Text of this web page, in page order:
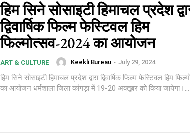
हिम सिने सोसाइटी हिमाचल प्रदेश
द्विवार्षिक फिल्म फेस्टिवल हिम
फिल्मोत्सव-2024 का आयोजन
ART & CULTURE Keekli Bureau - July 29, 2024
हिम सिने सोसाइटी हिमाचल प्रदेश द्वारा द्विवार्षिक फिल्म फेस्टिवल हिम
का आयोजन धर्मशाला जिला कांगड़ा में 19-20 अक्तूबर को किया जायेगा।...